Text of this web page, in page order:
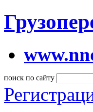
поиск по сайту